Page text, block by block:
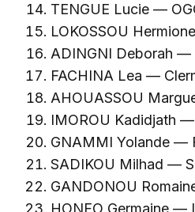
TENGUE Lucie —
LOKOSSOU
ADINGNI Deborah —
FACHINA Lea —
AHOUASSOU
IMOROU Kadidjath
GNAMMI Yolande —
SADIKOU Milhad —
GANDONOU